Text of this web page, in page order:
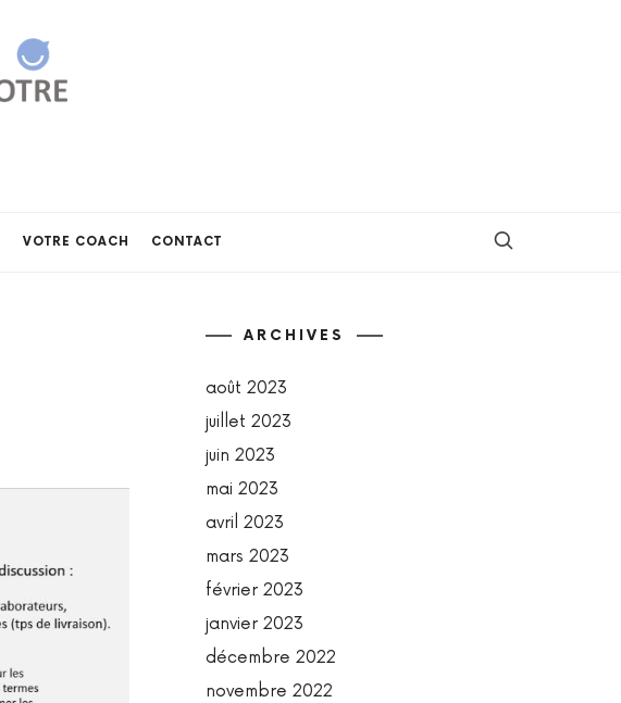
VOTRE COACH CONTACT
ARCHIVES
août 2023
juillet 2023
juin 2023
mai 2023
avril 2023
mars 2023
février 2023
janvier 2023
décembre 2022
novembre 2022